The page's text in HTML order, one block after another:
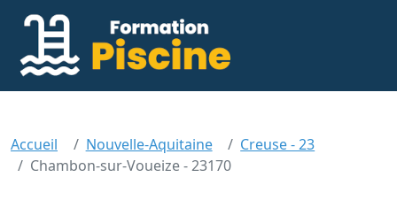
Accueil Nouvelle-Aquitaine
Creuse - 23
Chambon-sur-Voueize - 23170